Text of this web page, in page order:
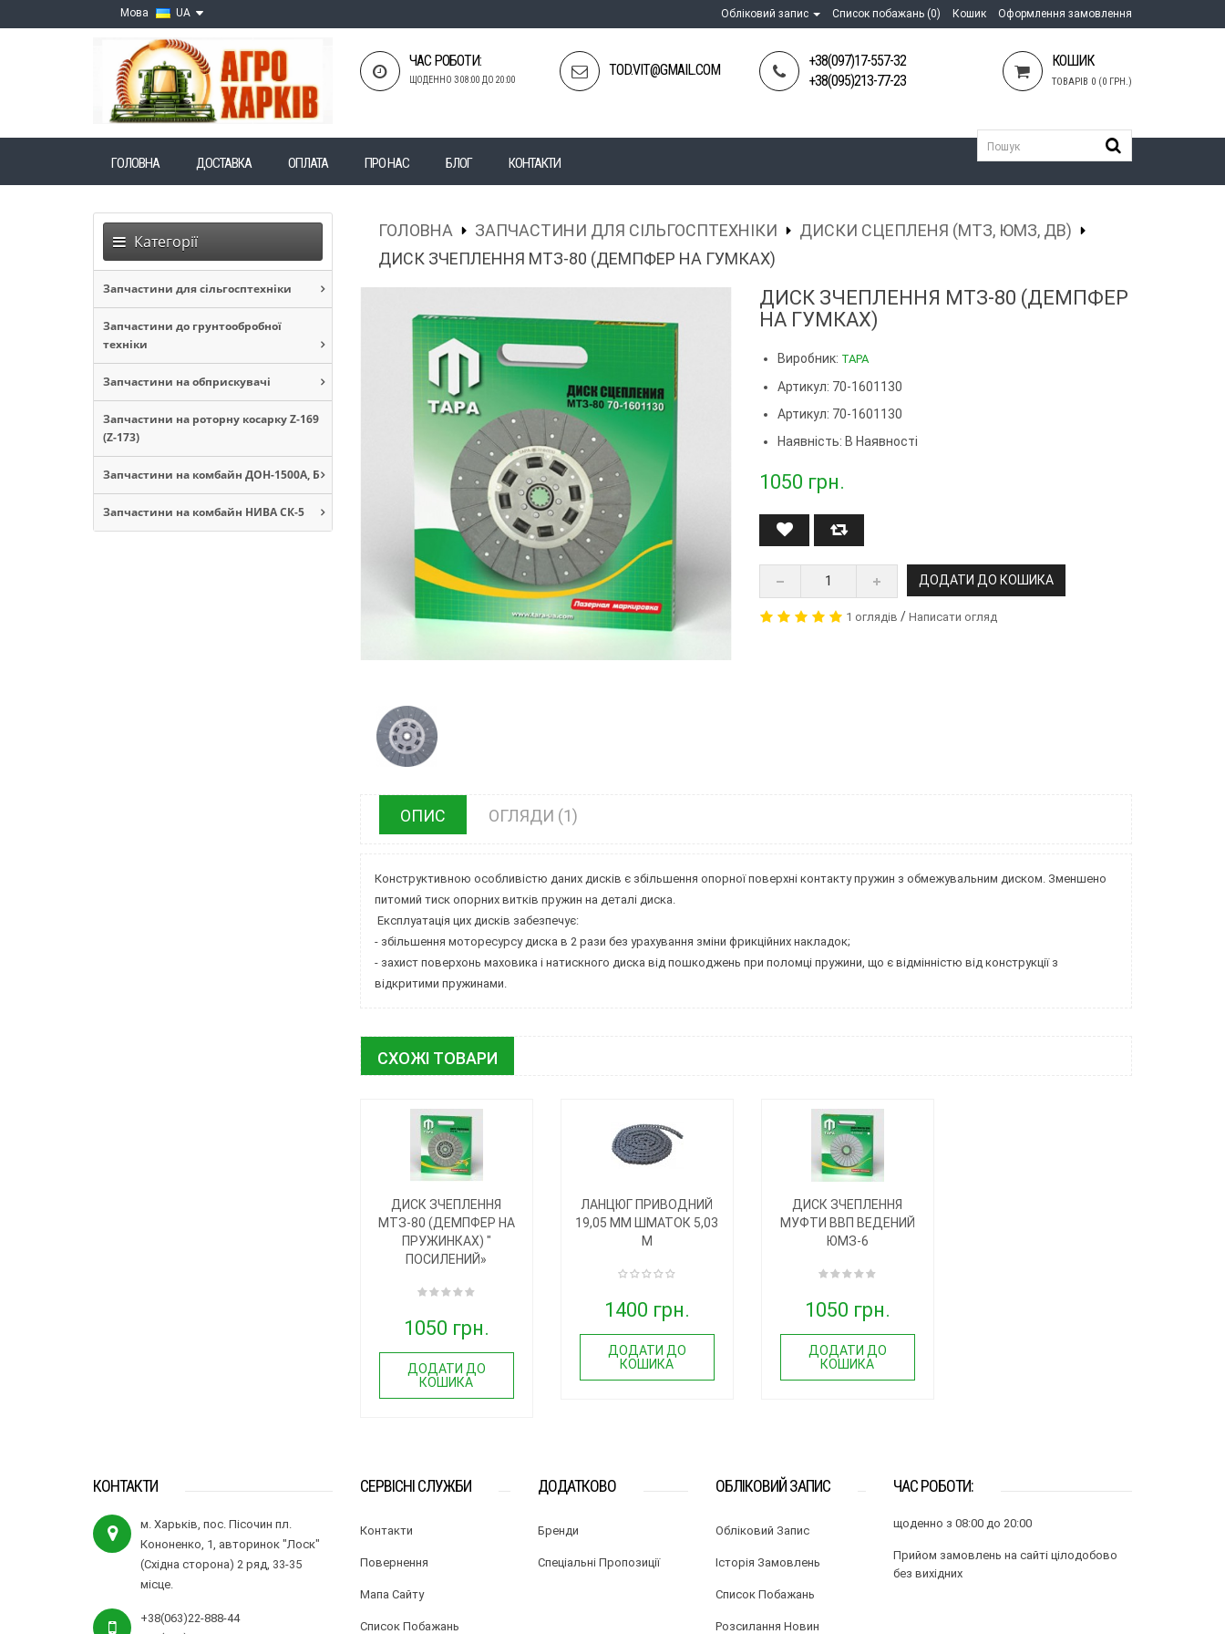
Мова UA Обліковий запис Список побажань (0) Кошик Оформлення замовлення
ЧАС РОБОТИ:
ЩОДЕННО З 08:00 ДО 20:00
TOD.VIT@GMAIL.COM
+38(097)17-557-32
+38(095)213-77-23
КОШИК
ТОВАРІВ 0 (0 ГРН.)
ГОЛОВНА ДОСТАВКА ОПЛАТА ПРО НАС БЛОГ КОНТАКТИ
Категорії
Запчастини для сільгосптехніки
Запчастини до грунтообробної
техніки
Запчастини на обприскувачі
Запчастини на роторну косарку Z-169
(Z-173)
Запчастини на комбайн ДОН-1500А, Б
Запчастини на комбайн НИВА СК-5
ГОЛОВНА ЗАПЧАСТИНИ ДЛЯ СІЛЬГОСПТЕХНІКИ
ДИСКИ СЦЕПЛЕНЯ (МТЗ, ЮМЗ, ДВ)
ДИСК ЗЧЕПЛЕННЯ МТЗ-80 (ДЕМПФЕР НА ГУМКАХ)
ДИСК ЗЧЕПЛЕННЯ МТЗ-80 (ДЕМПФЕР
НА ГУМКАХ)
Виробник: ТАРА
Артикул: 70-1601130
Артикул: 70-1601130
Наявність: В Наявності
1050 грн.
ДОДАТИ ДО КОШИКА
1 оглядів /Написати огляд
ОПИС ОГЛЯДИ (1)
Конструктивною особливістю даних дисків є збільшення опорної поверхні контакту пружин з обмежувальним диском. Зменшено
питомий тиск опорних витків пружин на деталі диска.
Експлуатація цих дисків забезпечує:
- збільшення моторесурсу диска в 2 рази без урахування зміни фрикційних накладок;
- захист поверхонь маховика і натискного диска від пошкоджень при поломці пружини, що є відмінністю від конструкції з
відкритими пружинами.
СХОЖІ ТОВАРИ
ДИСК ЗЧЕПЛЕННЯ
МТЗ-80 (ДЕМПФЕР НА
ПРУЖИНКАХ) "
ПОСИЛЕНИЙ»
1050 грн.
ДОДАТИ ДО
КОШИКА
ЛАНЦЮГ ПРИВОДНИЙ
19,05 ММ ШМАТОК 5,03
М
1400 грн.
ДОДАТИ ДО
КОШИКА
ДИСК ЗЧЕПЛЕННЯ
МУФТИ ВВП ВЕДЕНИЙ
ЮМЗ-6
1050 грн.
ДОДАТИ ДО
КОШИКА
КОНТАКТИ
м. Харьків, пос. Пісочин пл.
Кононенко, 1, авторинок "Лоск"
(Східна сторона) 2 ряд, 33-35
місце.
+38(063)22-888-44
СЕРВІСНІ СЛУЖБИ
Контакти
Повернення
Мапа Сайту
Список Побажань
ДОДАТКОВО
Бренди
Спеціальні Пропозиції
ОБЛІКОВИЙ ЗАПИС
Обліковий Запис
Історія Замовлень
Список Побажань
Розсилання Новин
ЧАС РОБОТИ:
щоденно з 08:00 до 20:00
Прийом замовлень на сайті цілодобово
без вихідних